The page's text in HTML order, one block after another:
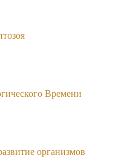
Времени
организмов